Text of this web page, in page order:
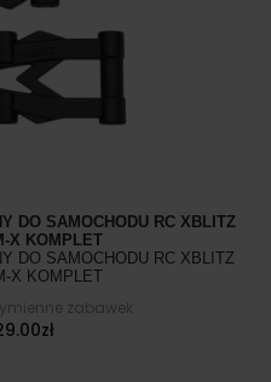
DO SAMOCHODU RC XBLITZ
X KOMPLET
DO SAMOCHODU RC XBLITZ
X KOMPLET
zabawek
zł